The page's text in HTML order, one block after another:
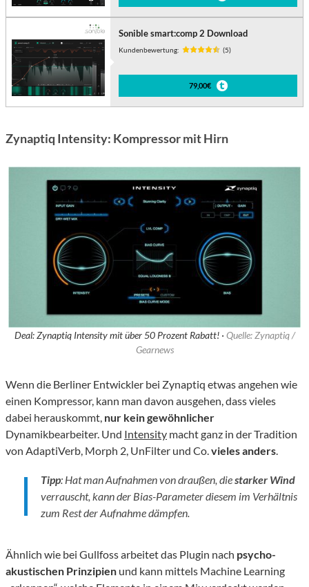
Sonible smart:comp 2 Download
Kundenbewertung: (5)
79,00€
Zynaptiq Intensity: Kompressor mit Hirn
Deal: Zynaptiq Intensity mit über 50 Prozent Rabatt! · Quelle: Zynaptiq /
Gearnews
Wenn die Berliner Entwickler bei Zynaptiq etwas angehen wie
einen Kompressor, kann man davon ausgehen, dass vieles
dabei herauskommt, nur kein gewöhnlicher
Dynamikbearbeiter. Und Intensity macht ganz in der Tradition
von AdaptiVerb, Morph 2, UnFilter und Co.vieles anders.
Tipp: Hat man Aufnahmen von draußen, diestarker Wind
verrauscht, kann der Bias-Parameter diesem im Verhältnis
zum Rest der Aufnahme dämpfen.
Ähnlich wie bei Gullfoss arbeitet das Plugin nach psycho-
akustischen Prinzipien und kann mittels Machine Learning